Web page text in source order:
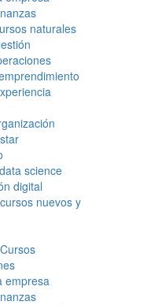
naturales
science
digital
nuevos y
empresa